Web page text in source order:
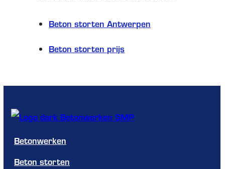
Beton storten Antwerpen
Beton storten prijs
Betonwerken
Beton storten